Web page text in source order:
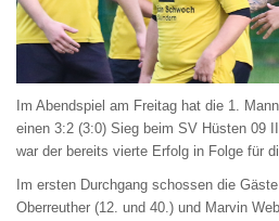
Im Abendspiel am Freitag hat die 1.
einen 3:2 (3:0) Sieg beim SV Hüsten 09
war der bereits vierte Erfolg in Folge für
Im ersten Durchgang schossen die
Oberreuther (12. und 40.) und Marvin